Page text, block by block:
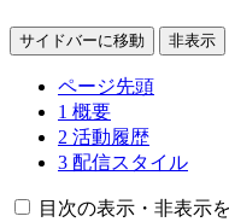
サイドバーに移動 非表示
ページ先頭
1 概要
2 活動履歴
3 配信スタイル
目次の表示・非表示